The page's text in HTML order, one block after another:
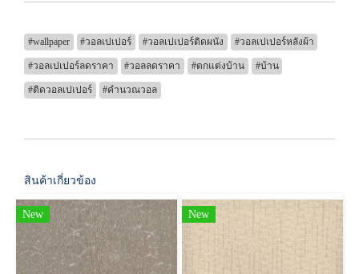
#wallpaper #วอลเปเปอร์ #วอลเปเปอร์ติดผนัง #วอลเปเปอร์หลังผ้า
#วอลเปเปอร์ลดราคา #วอลลดราคา #ตกแต่งบ้าน #บ้าน
#ติดวอลเปเปอร์ #คำนวณวอล
สินค้าเกี่ยวข้อง
New New